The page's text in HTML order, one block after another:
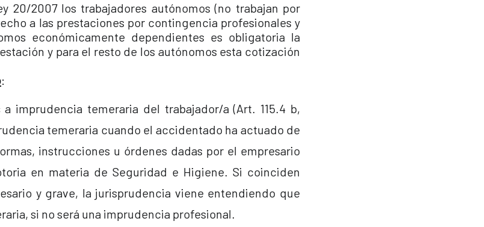
20/2007 los trabajadores autónomos (no trabajan por
a las prestaciones por contingencia profesionales y
económicamente dependientes es obligatoria la
y para el resto de los autónomos esta cotización
:
imprudencia temeraria del trabajador/a (Art. 115.4 b,
temeraria cuando el accidentado ha actuado de
instrucciones u órdenes dadas por el empresario
en materia de Seguridad e Higiene. Si coinciden
y grave, la jurisprudencia viene entendiendo que
si no será una imprudencia profesional.